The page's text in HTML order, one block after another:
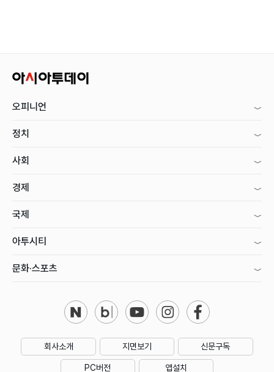
오피니언
정치
사회
경제
국제
아투시티
문화·스포츠
회사소개 지면보기 신문구독
PC버전 앱설치